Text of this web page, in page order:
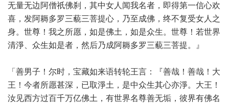
无量无边阿僧祇佛刹，其中女人闻我名者，即得第一信心欢
喜，发阿耨多罗三藐三菩提心，乃至成佛，终不复受女人之
身。世尊！我之所愿，如是佛土，如是众生。世尊！若世界
清淨、众生如是者，然后乃成阿耨多罗三藐三菩提。』
「善男子！尔时，宝藏如来语转轮王言：『善哉！善哉！大
王！今者所愿甚深，已取淨土，是中众生其心亦淨。大王！
汝见西方过百千万亿佛土，有世界名尊善无垢，彼界有佛名